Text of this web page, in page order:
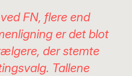
FN, flere end
er det blot
der stemte
Tallene